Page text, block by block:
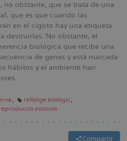
no obstante, que se trata de una
que es que cuando las
en el cigoto hay una etiqueta
destruirlas. No obstante, el
biológica que recibe una
de genes y está marcada
hábitos y el ambiente han
rellotge biològic
reproducció asistida
Compartir